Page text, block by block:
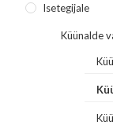
Isetegijale
Küünalde